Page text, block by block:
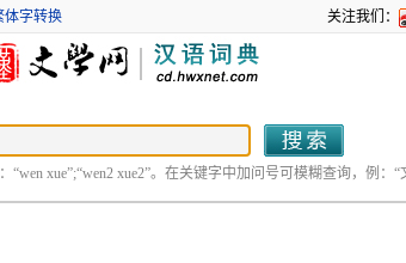
体字转换 关注我们：
“wen xue”;“wen2 xue2”。在关键字中加问号可模糊查询，例：“文